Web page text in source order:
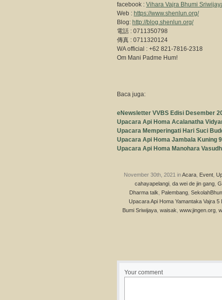
facebook : Vihara Vajra Bhumi
Web : https://www.shenlun.org/
Blog: http://blog.shenlun.org/
電話 : 0711350798
傳真 : 0711320124
WA official : +62 821-7816-2318
Om Mani Padme Hum!
Baca juga:
eNewsletter VVBS Edisi Desember
Upacara Api Homa Acalanatha
Upacara Memperingati Hari Suci
Upacara Api Homa Jambala Kuning
Upacara Api Homa Manohara
November 30th, 2021 inAcara Event
cahayapelangi da wei de jin gang
Dharma talk
Palembang
Upacara Api Homa Yamantaka Vajra
Bumi Sriwijaya waisak www.jingen.org
Your comment